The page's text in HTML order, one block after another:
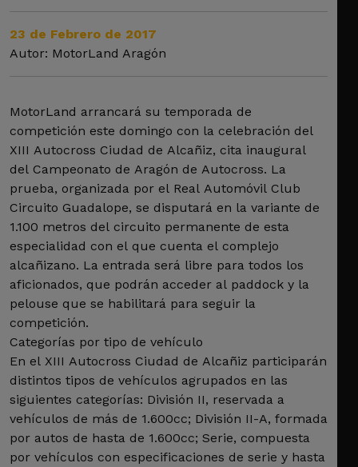
23 de Febrero de 2017
Autor: MotorLand Aragón
MotorLand arrancará su temporada de
competición este domingo con la celebración del
XIII Autocross Ciudad de Alcañiz, cita inaugural
del Campeonato de Aragón de Autocross. La
prueba, organizada por el Real Automóvil Club
Circuito Guadalope, se disputará en la variante de
1.100 metros del circuito permanente de esta
especialidad con el que cuenta el complejo
alcañizano. La entrada será libre para todos los
aficionados, que podrán acceder al paddock y la
pelouse que se habilitará para seguir la
competición.
Categorías por tipo de vehículo
En el XIII Autocross Ciudad de Alcañiz participarán
distintos tipos de vehículos agrupados en las
siguientes categorías: División II, reservada a
vehículos de más de 1.600cc; División II-A, formada
por autos de hasta de 1.600cc; Serie, compuesta
por vehículos con especificaciones de serie y hasta